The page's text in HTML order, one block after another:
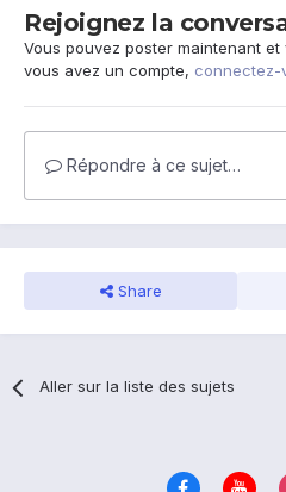
Rejoignez la
Vous pouvez poster maintenant
vous avez un compte, connectez-
Répondre à ce sujet…
Share
Aller sur la liste des sujets